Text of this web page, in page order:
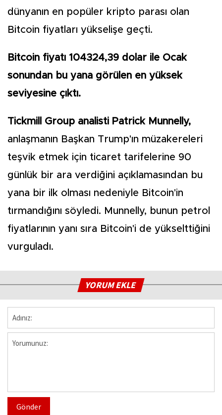
dünyanın en popüler kripto parası olan
Bitcoin fiyatları yükselişe geçti.
Bitcoin fiyatı 104324,39 dolar ile Ocak
sonundan bu yana görülen en yüksek
seviyesine çıktı.
Tickmill Group analisti Patrick Munnelly,
anlaşmanın Başkan Trump'ın müzakereleri
teşvik etmek için ticaret tarifelerine 90
günlük bir ara verdiğini açıklamasından bu
yana bir ilk olması nedeniyle Bitcoin'in
tırmandığını söyledi. Munnelly, bunun petrol
fiyatlarının yanı sıra Bitcoin'i de yükselttiğini
vurguladı.
YORUM EKLE
Gönder